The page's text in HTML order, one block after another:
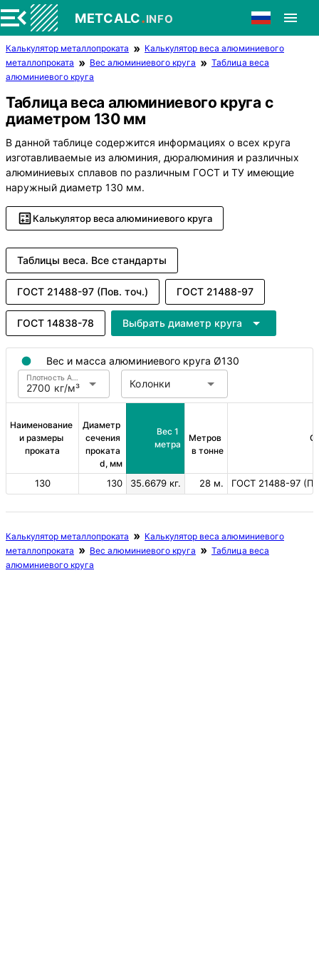
METCALC.INFO
Калькулятор металлопроката
Калькулятор веса алюминиевого
металлопроката
Вес алюминиевого круга
Таблица веса
алюминиевого круга
Таблица веса алюминиевого круга с
диаметром 130 мм
В данной таблице содержится информациях о всех круга
изготавливаемые из алюминия, дюралюминия и различных
алюминиевых сплавов по различным ГОСТ и ТУ имеющие
наружный диаметр 130 мм.
Калькулятор веса алюминиевого круга
Таблицы веса. Все стандарты
ГОСТ 21488-97 (Пов. точ.) ГОСТ 21488-97
ГОСТ 14838-78 Выбрать диаметр круга
Вес и масса алюминиевого круга Ø130
2700 кг/м³
Плотность Алюминий Колонки
Наименование
и размеры
проката
Диаметр
сечения
проката
d, мм
Вес 1
метра
Метров
в тонне
130 130 35.6679 кг. 28 м. ГОСТ 21488-97
Калькулятор металлопроката
Калькулятор веса алюминиевого
металлопроката
Вес алюминиевого круга
Таблица веса
алюминиевого круга